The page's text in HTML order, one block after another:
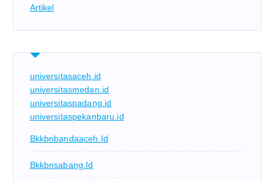
Artikel
universitasaceh.id
universitasmedan.id
universitaspadang.id
universitaspekanbaru.id
Bkkbnbandaaceh.id
Bkkbnsabang.id